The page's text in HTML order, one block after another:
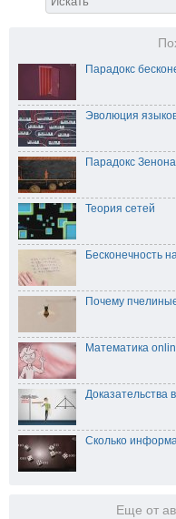
Парадокс
Эволюция
Парадокс Зенона
Теория сетей
Бесконечность
Почему
Математика
Доказательства
Сколько
Еще от